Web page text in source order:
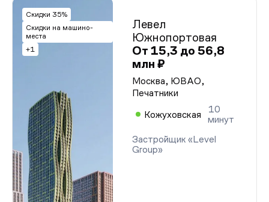
Скидки 35%
Скидки на машино-
места
+1
Левел
Южнопортовая
От 15,3 до 56,8
млн ₽
Москва, ЮВАО,
Печатники
Кожуховская
10
минут
Застройщик «Level
Group»